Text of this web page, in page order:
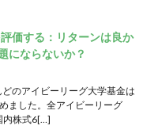
価する：リターンは良か
にならないか？
のアイビーリーグ大学基金は
ました。全アイビーリーグ
内株式6[…]